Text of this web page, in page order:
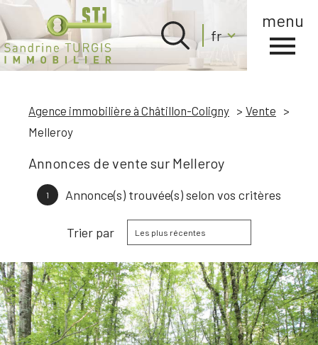
menu
Langue
fr
Accueil 0 Langue
Agence immobilière à Châtillon-Coligny
Vente
Melleroy
Annonces de vente sur Melleroy
1 Annonce(s) trouvée(s) selon vos critères
Trier par Les plus récentes